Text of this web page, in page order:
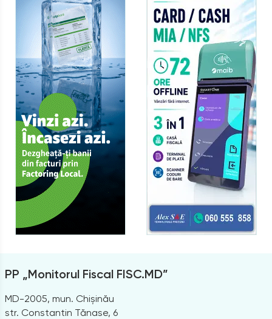
PP „Monitorul Fiscal FISC.MD”
MD-2005, mun. Chișinău
str. Constantin Tănase, 6